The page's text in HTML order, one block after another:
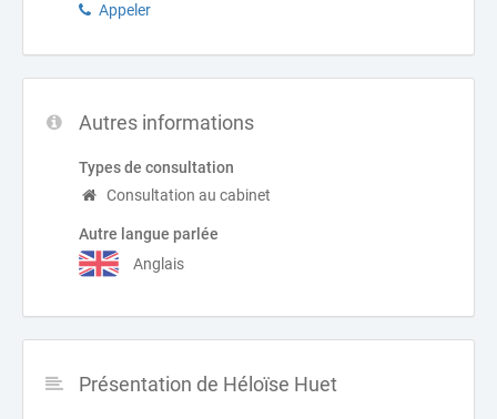
Appeler
Autres informations
Types de consultation
Consultation au cabinet
Autre langue parlée
Anglais
Présentation de Héloïse Huet